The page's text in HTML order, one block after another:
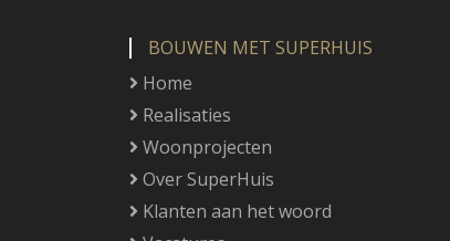
BOUWEN MET SUPERHUIS
Home
Realisaties
Woonprojecten
Over SuperHuis
Klanten aan het woord